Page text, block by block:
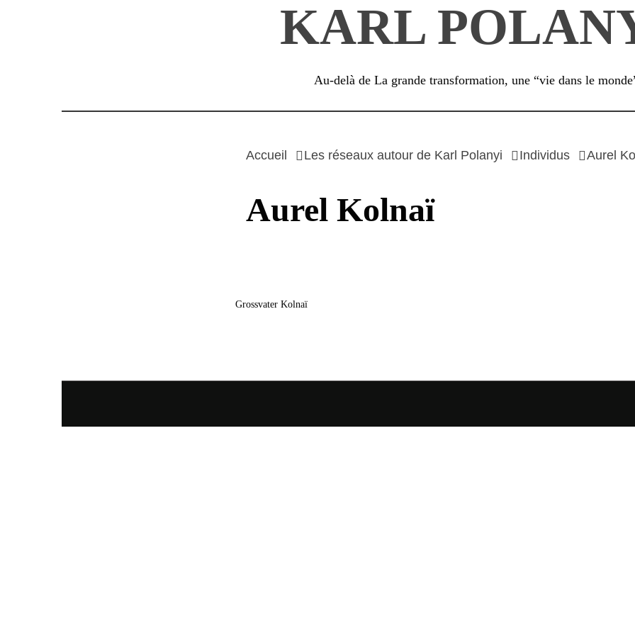
KARL
Au-delà de La grande transformation, une “vie dans le
Accueil Les réseaux autour de Karl Polanyi Individus Aurel
Aurel Kolnaï
Grossvater Kolnaï